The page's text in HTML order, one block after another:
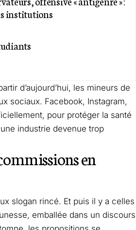
institutions
d’aujourd’hui, les mineurs de
sociaux. Facebook, Instagram,
pour protéger la santé
industrie devenue trop
en
slogan rincé. Et puis il y a celles
emballée dans un discours